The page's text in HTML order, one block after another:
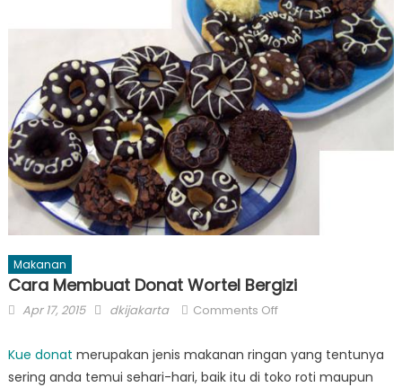
Makanan
Cara Membuat Donat Wortel Bergizi
Posted
Apr 17, 2015 Author
dkijakarta Comments Offon
Membuat
Donat
Kue donat merupakan jenis makanan ringan yang tentunya
sering anda temui sehari-hari, baik itu di toko roti maupun